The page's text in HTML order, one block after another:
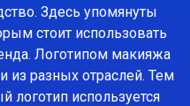
Здесь упомянуты
стоит использовать
Логотипом макияжа
из разных отраслей. Тем
логотип используется